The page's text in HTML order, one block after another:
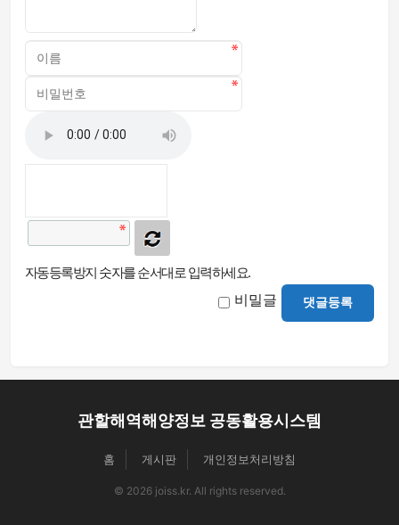
자동등록방지 숫자를 순서대로 입력하세요.
비밀글 댓글등록
관할해역해양정보 공동활용시스템
홈 게시판 개인정보처리방침
© 2026 joiss.kr. All rights reserved.